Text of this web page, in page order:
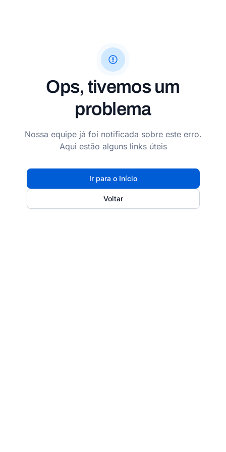
Ops, tivemos um
problema
Nossa equipe já foi notificada sobre este erro.
Aqui estão alguns links úteis
Ir para o Início
Voltar